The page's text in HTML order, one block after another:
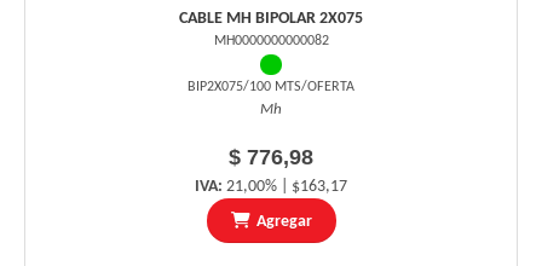
CABLE MH BIPOLAR 2X075
MH0000000000082
BIP2X075/100 MTS/OFERTA
Mh
$ 776,98
IVA: 21,00% | $163,17
Agregar